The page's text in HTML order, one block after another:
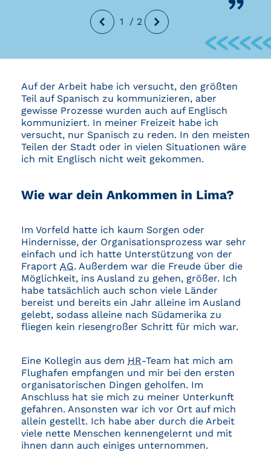
1 / 2
Auf der Arbeit habe ich versucht, den größten
Teil auf Spanisch zu kommunizieren, aber
gewisse Prozesse wurden auch auf Englisch
kommuniziert. In meiner Freizeit habe ich
versucht, nur Spanisch zu reden. In den meisten
Teilen der Stadt oder in vielen Situationen wäre
ich mit Englisch nicht weit gekommen.
Wie war dein Ankommen in Lima?
Im Vorfeld hatte ich kaum Sorgen oder
Hindernisse, der Organisationsprozess war sehr
einfach und ich hatte Unterstützung von der
Fraport AG. Außerdem war die Freude über die
Möglichkeit, ins Ausland zu gehen, größer. Ich
habe tatsächlich auch schon viele Länder
bereist und bereits ein Jahr alleine im Ausland
gelebt, sodass alleine nach Südamerika zu
fliegen kein riesengroßer Schritt für mich war.
Eine Kollegin aus dem HR-Team hat mich am
Flughafen empfangen und mir bei den ersten
organisatorischen Dingen geholfen. Im
Anschluss hat sie mich zu meiner Unterkunft
gefahren. Ansonsten war ich vor Ort auf mich
allein gestellt. Ich habe aber durch die Arbeit
viele nette Menschen kennengelernt und mit
ihnen dann auch einiges unternommen.